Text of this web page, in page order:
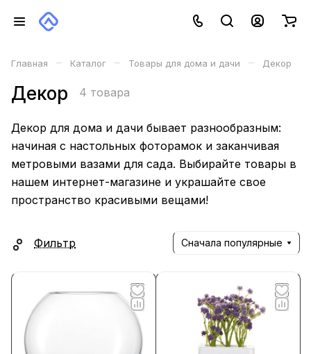
Главная – Каталог – Товары для дома и дачи – Декор
Декор 4 товара
Декор для дома и дачи бывает разнообразным:
начиная с настольных фоторамок и заканчивая
метровыми вазами для сада. Выбирайте товары в
нашем интернет-магазине и украшайте свое
пространство красивыми вещами!
Фильтр Сначала популярные